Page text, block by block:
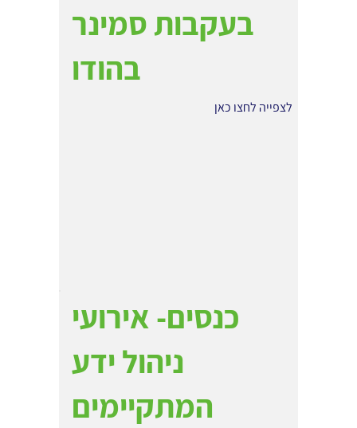
בעקבות סמינר
בהודו
לצפייה לחצו כאן
כנסים- אירועי
ניהול ידע
המתקיימים